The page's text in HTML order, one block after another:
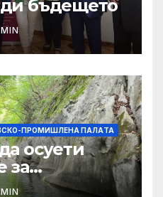
бъдещето
ПРОМИШЛЕНА ПАЛAТА
осуети
за
на Тайван“.